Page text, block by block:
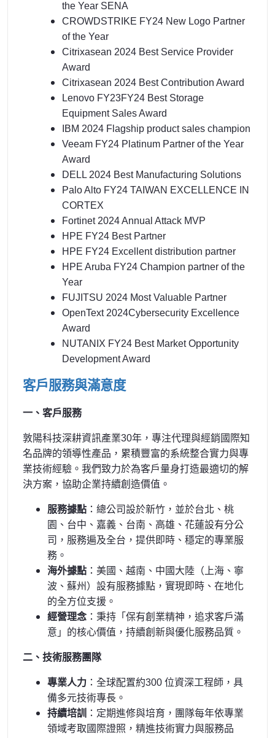
the Year SENA
CROWDSTRIKE FY24 New Logo Partner
of the Year
Citrixasean 2024 Best Service Provider
Award
Citrixasean 2024 Best Contribution Award
Lenovo FY23FY24 Best Storage
Equipment Sales Award
IBM 2024 Flagship product sales champion
Veeam FY24 Platinum Partner of the Year
Award
DELL 2024 Best Manufacturing Solutions
Palo Alto FY24 TAIWAN EXCELLENCE IN
CORTEX
Fortinet 2024 Annual Attack MVP
HPE FY24 Best Partner
HPE FY24 Excellent distribution partner
HPE Aruba FY24 Champion partner of the
Year
FUJITSU 2024 Most Valuable Partner
OpenText 2024Cybersecurity Excellence
Award
NUTANIX FY24 Best Market Opportunity
Development Award
客戶服務與滿意度
一、客戶服務
敦陽科技深耕資訊產業30年，專注代理與經銷國際知
名品牌的領導性產品，累積豐富的系統整合實力與專
業技術經驗。我們致力於為客戶量身打造最適切的解
決方案，協助企業持續創造價值。
服務據點 ：總公司設於新竹，並於台北、桃
園、台中、嘉義、台南、高雄、花蓮設有分公
司，服務遍及全台，提供即時、穩定的專業服
務。
海外據點 ：美國、越南、中國大陸（上海、寧
波、蘇州）設有服務據點，實現即時、在地化
的全方位支援。
經營理念 ：秉持「保有創業精神，追求客戶滿
意」的核心價值，持續創新與優化服務品質。
二、技術服務團隊
專業人力 ：全球配置約300 位資深工程師，具
備多元技術專長。
持續培訓
：定期進修與培育，團隊每年依專業
領域考取國際證照，精進技術實力與服務品